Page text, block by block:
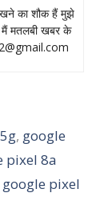
का शौक हैं मुझे
मतलबी खबर के
, google
pixel 8a
google pixel